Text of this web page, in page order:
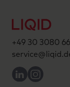
+49 30 3080